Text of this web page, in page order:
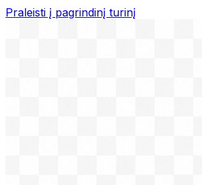
Praleisti į pagrindinį turinį